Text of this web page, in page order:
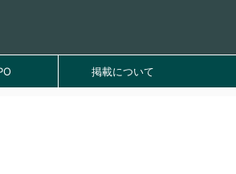
掲載について